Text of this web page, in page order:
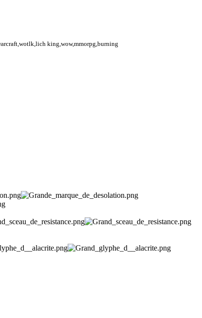
king,wow,mmorpg,burning